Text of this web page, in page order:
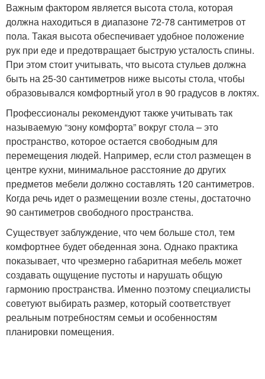
Важным фактором является высота стола, которая
должна находиться в диапазоне 72-78 сантиметров от
пола. Такая высота обеспечивает удобное положение
рук при еде и предотвращает быструю усталость спины.
При этом стоит учитывать, что высота стульев должна
быть на 25-30 сантиметров ниже высоты стола, чтобы
образовывался комфортный угол в 90 градусов в локтях.
Профессионалы рекомендуют также учитывать так
называемую “зону комфорта” вокруг стола – это
пространство, которое остается свободным для
перемещения людей. Например, если стол размещен в
центре кухни, минимальное расстояние до других
предметов мебели должно составлять 120 сантиметров.
Когда речь идет о размещении возле стены, достаточно
90 сантиметров свободного пространства.
Существует заблуждение, что чем больше стол, тем
комфортнее будет обеденная зона. Однако практика
показывает, что чрезмерно габаритная мебель может
создавать ощущение пустоты и нарушать общую
гармонию пространства. Именно поэтому специалисты
советуют выбирать размер, который соответствует
реальным потребностям семьи и особенностям
планировки помещения.